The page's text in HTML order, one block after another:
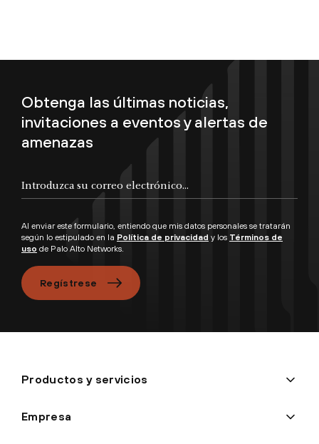
Obtenga las últimas noticias,
invitaciones a eventos y alertas de
amenazas
Al enviar este formulario, entiendo que mis datos personales se tratarán
según lo estipulado en la Política de privacidad y los Términos de
uso de Palo Alto Networks.
Regístrese
Productos y servicios
Empresa